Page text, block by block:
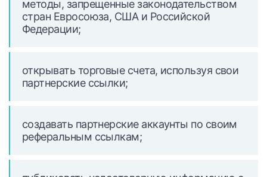
методы, запрещенные законодательством
стран Евросоюза, США и Российской
Федерации;
открывать торговые счета, используя свои
партнерские ссылки;
создавать партнерские аккаунты по своим
реферальным ссылкам;